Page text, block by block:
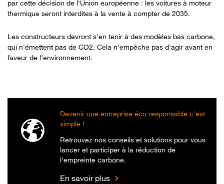
par cette décision de l'Union européenne : les voitures à moteur
thermique seront interdites à la vente à compter de 2035.
Les constructeurs devront s'en tenir à des modèles bas carbone,
qui n'émettent pas de CO2. Cela n'empêche pas d'agir avant en
faveur de l'environnement.
Devenir une entreprise éco responsable c'est
simple !
Retrouvez nos conseils et solutions pour vous
lancer et participer à la réduction de
l'empreinte carbone.
En savoir plus